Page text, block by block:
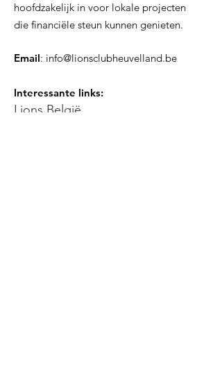
hoofdzakelijk in voor lokale projecten
die financiële steun kunnen genieten.
Email: info@lionsclubheuvelland.be
Interessante links:
Lions België